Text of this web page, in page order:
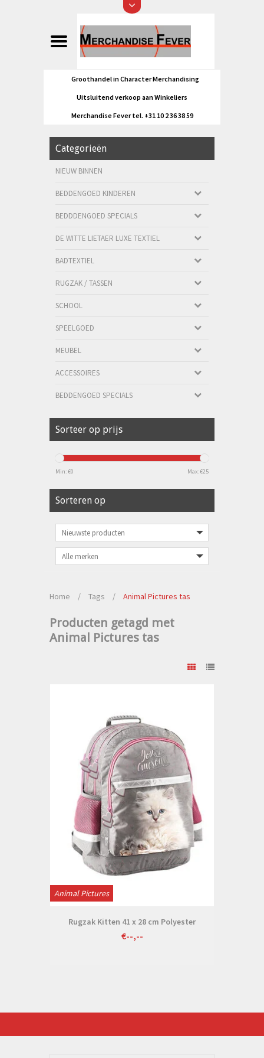
Groothandel in Character Merchandising
Uitsluitend verkoop aan Winkeliers
Merchandise Fever tel. +31 10 2 36 38 59
Categorieën
NIEUW BINNEN
BEDDENGOED KINDEREN
BEDDDENGOED SPECIALS
DE WITTE LIETAER LUXE TEXTIEL
BADTEXTIEL
RUGZAK / TASSEN
SCHOOL
SPEELGOED
MEUBEL
ACCESSOIRES
BEDDENGOED SPECIALS
Sorteer op prijs
Min: €0 Max: €25
Sorteren op
Home / Tags / Animal Pictures tas
Producten getagd met
Animal Pictures tas
Animal Pictures
Rugzak Kitten 41 x 28 cm Polyester
€--,--